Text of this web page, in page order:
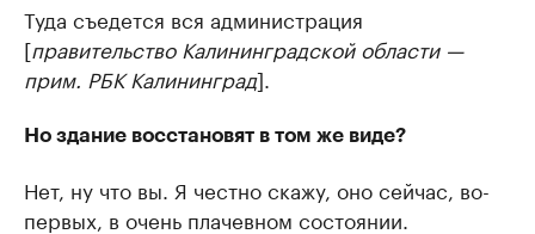
Туда съедется вся администрация
[правительство Калининградской области —
прим. РБК Калининград].
Но здание восстановят в том же виде?
Нет, ну что вы. Я честно скажу, оно сейчас, во-
первых, в очень плачевном состоянии.